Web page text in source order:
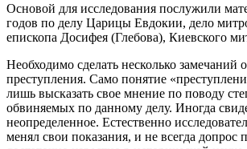
Основой для исследования послужили
годов по делу Царицы Евдокии, дело
епископа Досифея (Глебова), Киевского
Необходимо сделать несколько
преступления. Само понятие
лишь высказать свое мнение по поводу
обвиняемых по данному делу. Иногда
неопределенное. Естественно
менял свои показания, и не всегда